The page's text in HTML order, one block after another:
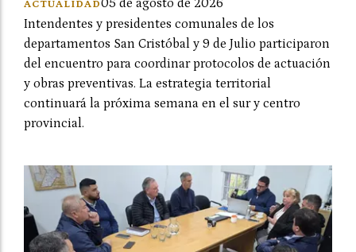
ACTUALIDAD05 de agosto de 2026
Intendentes y presidentes comunales de los
departamentos San Cristóbal y 9 de Julio participaron
del encuentro para coordinar protocolos de actuación
y obras preventivas. La estrategia territorial
continuará la próxima semana en el sur y centro
provincial.